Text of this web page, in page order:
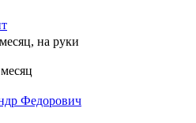
на руки
Федорович